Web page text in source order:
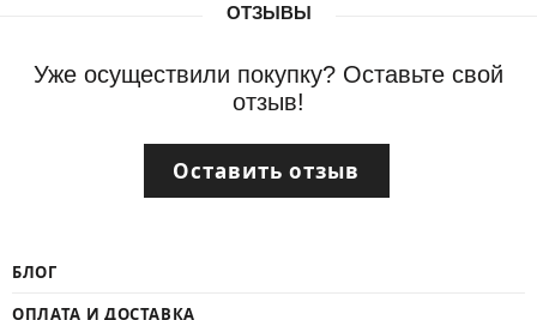
ОТЗЫВЫ
Уже осуществили покупку? Оставьте свой
отзыв!
Оставить отзыв
БЛОГ
ОПЛАТА И ДОСТАВКА